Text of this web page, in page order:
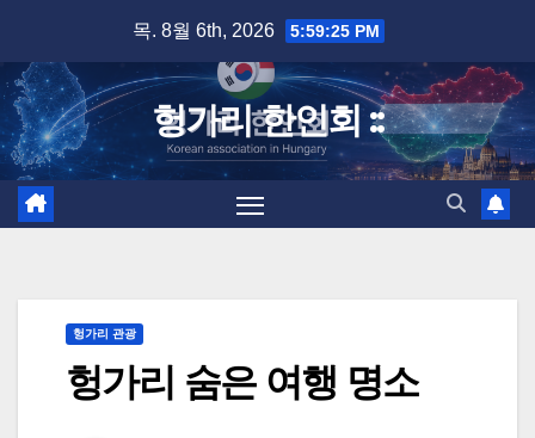
content
목. 8월 6th, 2026 5:59:26 PM
헝가리 한인회 ::
헝가리 관광
헝가리 숨은 여행 명소